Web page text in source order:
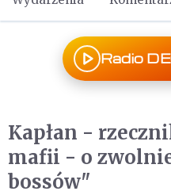
Radio
Kapłan -
mafii - o
bossów"